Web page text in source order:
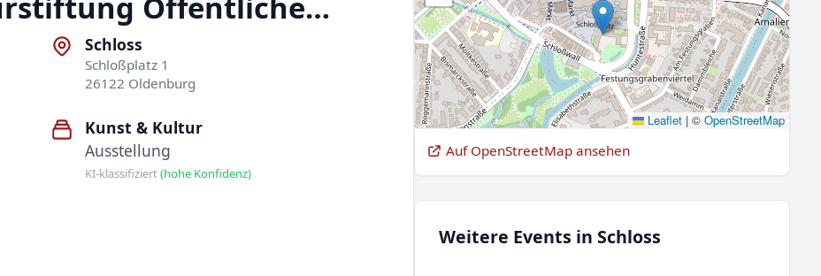
Schloss
Schloßplatz 1
26122 Oldenburg
Kunst & Kultur
Ausstellung
KI-klassifiziert(hohe Konfidenz)
Leaflet |© OpenStreetMap
Auf OpenStreetMap ansehen
Weitere Events in Schloss